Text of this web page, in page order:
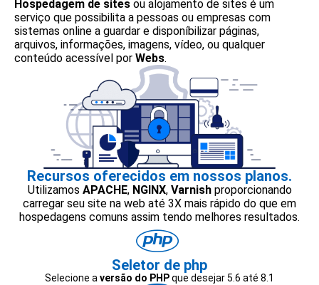
Hospedagem de sites ou alojamento de sites é um
serviço que possibilita a pessoas ou empresas com
sistemas online a guardar e disponíbilizar páginas,
arquivos, informações, imagens, vídeo, ou qualquer
conteúdo acessível por Webs.
Recursos oferecidos em nossos planos.
Utilizamos APACHE, NGINX, Varnishproporcionando
carregar seu site na web até 3X mais rápido do que em
hospedagens comuns assim tendo melhores resultados.
Seletor de php
Selecione a versão do PHPque desejar 5.6 até 8.1